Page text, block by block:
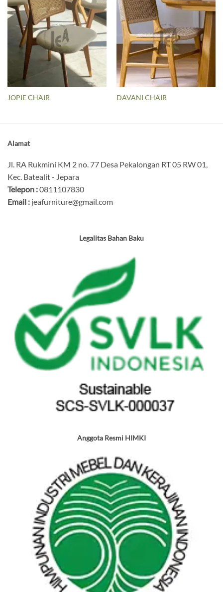
JOPIE CHAIR DAVANI CHAIR
Alamat
Jl. RA Rukmini KM 2 no. 77 Desa Pekalongan RT 05 RW 01,
Kec. Batealit - Jepara
Telepon :0811107830
Email : jeafurniture@gmail.com
Legalitas Bahan Baku
Anggota Resmi HIMKI